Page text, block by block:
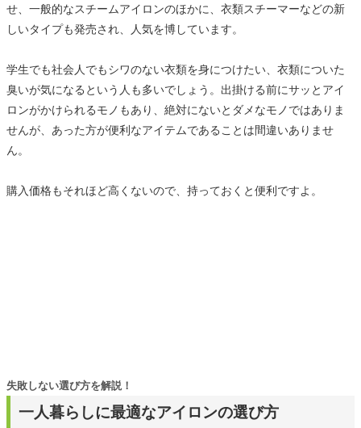
せ、一般的なスチームアイロンのほかに、衣類スチーマーなどの新
しいタイプも発売され、人気を博しています。
学生でも社会人でもシワのない衣類を身につけたい、衣類についた
臭いが気になるという人も多いでしょう。出掛ける前にサッとアイ
ロンがかけられるモノもあり、絶対にないとダメなモノではありま
せんが、あった方が便利なアイテムであることは間違いありませ
ん。
購入価格もそれほど高くないので、持っておくと便利ですよ。
一人暮らしに最適なアイロンの選び方
失敗しない選び方を解説！